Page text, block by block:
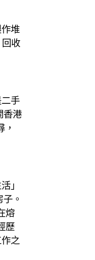
堆
收
手
香港
」
。
熔
歷
之